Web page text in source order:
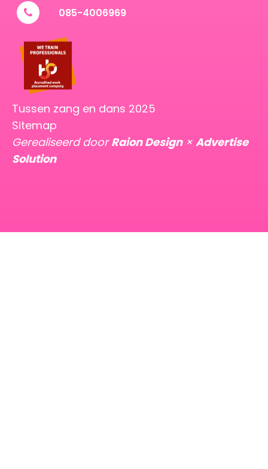
085-4006969
Tussen zang en dans 2025
Sitemap
Gerealiseerd doorRaion Design× Advertise
Solution